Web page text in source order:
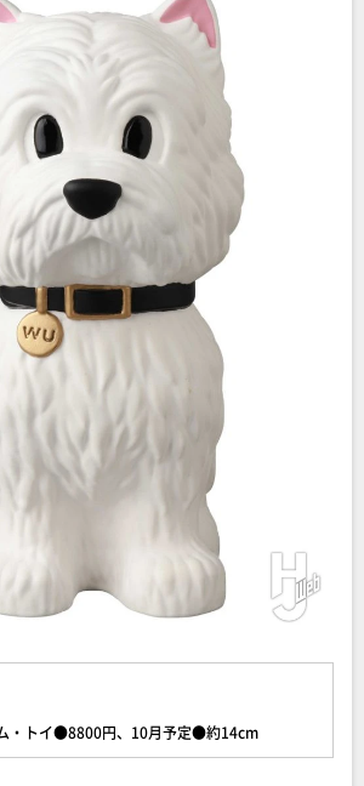
・トイ●8800円、10月予定●約14cm